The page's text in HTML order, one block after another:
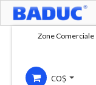
Compania
Zone Comerciale
COȘ